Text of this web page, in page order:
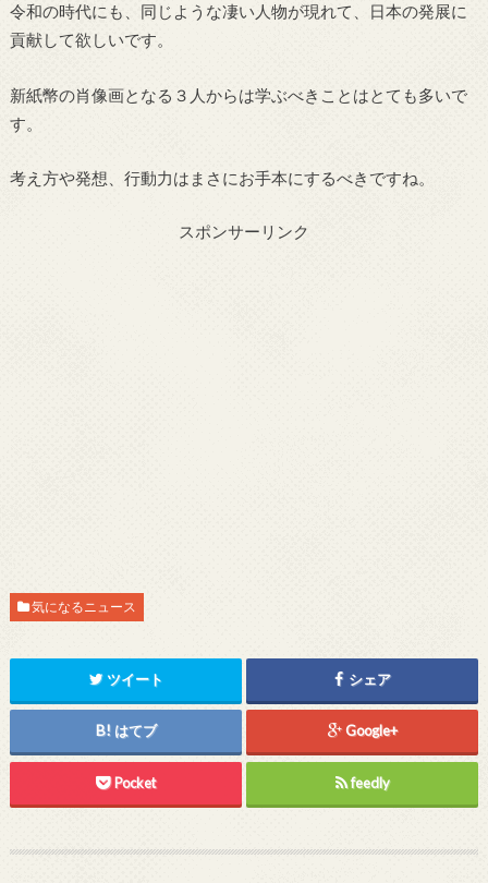
令和の時代にも、同じような凄い人物が現れて、日本の発展に
貢献して欲しいです。
新紙幣の肖像画となる３人からは学ぶべきことはとても多いで
す。
考え方や発想、行動力はまさにお手本にするべきですね。
スポンサーリンク
気になるニュース
ツイート シェア
はてブ Google+
Pocket feedly